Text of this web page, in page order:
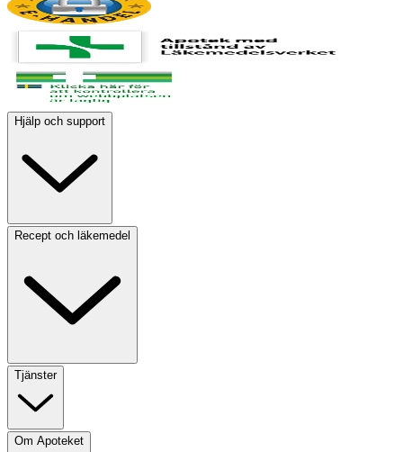
Hjälp och support
Recept och läkemedel
Tjänster
Om Apoteket